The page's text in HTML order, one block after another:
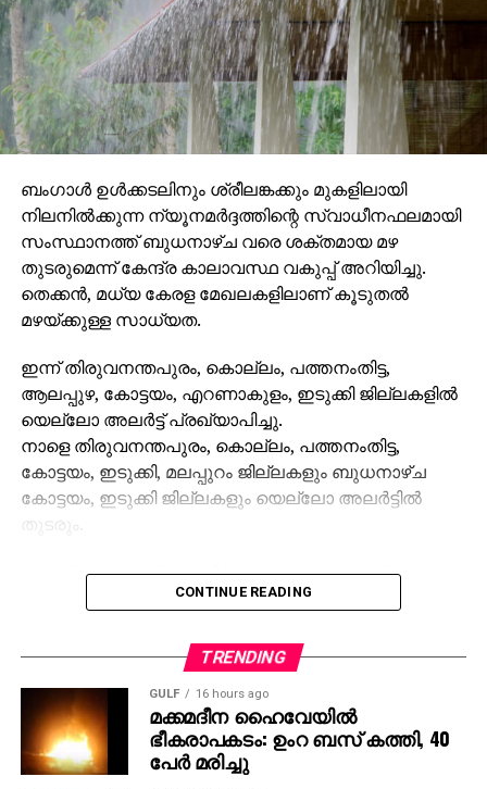
ബംഗാള്‍ ഉള്‍ക്കടലിനും ശ്രീലങ്കക്കും മുകളിലായി
നിലനില്‍ക്കുന്ന ന്യൂനമര്‍ദ്ദത്തിന്റെ സ്വാധീനഫലമായി
സംസ്ഥാനത്ത് ബുധനാഴ്ച വരെ ശക്തമായ മഴ
തുടരുമെന്ന് കേന്ദ്ര കാലാവസ്ഥ വകുപ്പ് അറിയിച്ചു.
തെക്കന്‍, മധ്യ കേരള മേഖലകളിലാണ് കൂടുതല്‍
മഴയ്ക്കുള്ള സാധ്യത.
ഇന്ന് തിരുവനന്തപുരം, കൊല്ലം, പത്തനംതിട്ട,
ആലപ്പുഴ, കോട്ടയം, എറണാകുളം, ഇടുക്കി ജില്ലകളില്‍
യെല്ലോ അലര്‍ട്ട് പ്രഖ്യാപിച്ചു.
നാളെ തിരുവനന്തപുരം, കൊല്ലം, പത്തനംതിട്ട,
കോട്ടയം, ഇടുക്കി, മലപ്പുറം ജില്ലകളും ബുധനാഴ്ച
കോട്ടയം, ഇടുക്കി ജില്ലകളും യെല്ലോ അലര്‍ട്ടില്‍
ശബരിമല മകരവിളക്ക് തീര്‍ത്ഥാടനം പുരോഗമിക്കുന്ന
സാഹചര്യത്തില്‍ സന്നിധാനം, പമ്പ, നിലക്കല്‍
മഴയ്ക്കുള്ള സാധ്യതയെ കുറിച്ച് കാലാവസ്ഥ വകുപ്പ്
പ്രത്യേക മുന്നറിയിപ്പ് നല്‍കിയിട്ടുണ്ട്.
തീര്‍ത്ഥാടകര്‍ മുന്‍കരുതലുകള്‍ സ്വീകരിക്കണമെന്ന്
അധികൃതര്‍ അറിയിച്ചു.
CONTINUE READING
TRENDING
GULF 16 hours ago
മക്കമദീന ഹൈവേയില്‍
ഭീകരാപകടം: ഉംറ ബസ് കത്തി, 40
പേര്‍ മരിച്ചു